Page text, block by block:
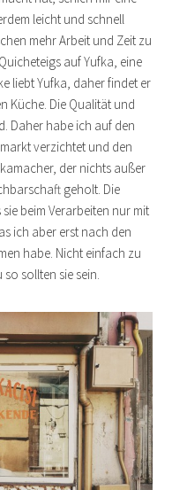
leicht und schnell
mehr Arbeit und Zeit zu
auf Yufka, eine
liebt Yufka, daher findet er
Küche. Die Qualität und
Daher habe ich auf den
verzichtet und den
der nichts außer
geholt. Die
beim Verarbeiten nur mit
ich aber erst nach den
habe. Nicht einfach zu
sollten sie sein.